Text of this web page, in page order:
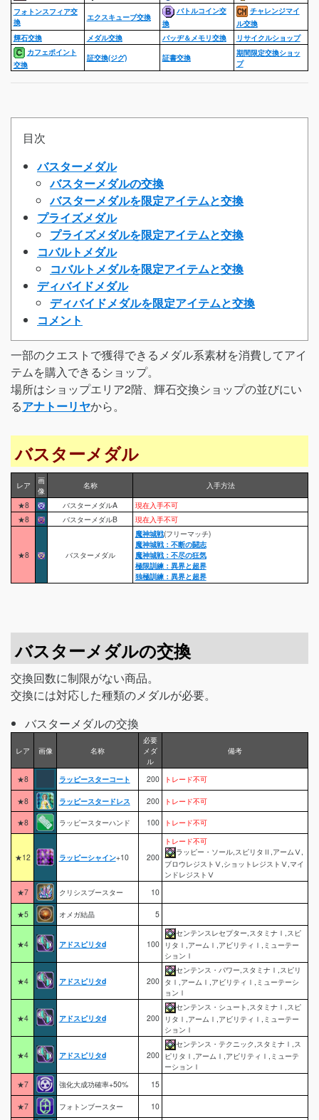
フォトンスフィア交
換
エクスキューブ交換
バトルコイン交
換
チャレンジマイ
ル交換
輝石交換
メダル交換 バッヂ＆メモリ交換
リサイクルショップ
カフェポイント
交換
証交換(ジグ) 証書交換
期間限定交換ショッ
プ
目次
バスターメダル
バスターメダルの交換
バスターメダルを限定アイテムと交換
プライズメダル
プライズメダルを限定アイテムと交換
コバルトメダル
コバルトメダルを限定アイテムと交換
ディバイドメダル
ディバイドメダルを限定アイテムと交換
コメント
一部のクエストで獲得できるメダル系素材を消費してアイ
テムを購入できるショップ。
場所はショップエリア2階、輝石交換ショップの並びにい
るアナトーリヤから。
バスターメダル
レア
画
像
名称
入手方法
★8
バスターメダルA
現在入手不可
★8
バスターメダルB 現在入手不可
★8 バスターメダル
魔神城戦(フリーマッチ)
魔神城戦：不断の闘志
魔神城戦：不尽の狂気
極限訓練：異界と超界
独極訓練：異界と超界
バスターメダルの交換
交換回数に制限がない商品。
交換には対応した種類のメダルが必要。
バスターメダルの交換
レア 画像 名称
必要
メダ
ル
備考
★8 ラッピースターコート 200 トレード不可
★8 ラッピースタードレス 200
トレード不可
★8
ラッピースターハンド 100 トレード不可
★12 ラッピーシャイン+10 200
トレード不可
ラッピー・ソール,スピリタⅡ,アームⅤ,
ブロウレジストⅤ,ショットレジストⅤ,マイ
ンドレジストⅤ
★7
クリシスブースター 10
★5 オメガ結晶 5
★4 アドスピリタd 100
センテンスレセプター,スタミナⅠ,スピ
リタⅠ,アームⅠ,アビリティⅠ,ミューテー
ションⅠ
★4 アドスピリタd 200
センテンス・パワー,スタミナⅠ,スピリ
タⅠ,アームⅠ,アビリティⅠ,ミューテーシ
ョンⅠ
★4 アドスピリタd 200
センテンス・シュート,スタミナⅠ,スピ
リタⅠ,アームⅠ,アビリティⅠ,ミューテー
ションⅠ
★4 アドスピリタd 200
センテンス・テクニック,スタミナⅠ,ス
ピリタⅠ,アームⅠ,アビリティⅠ,ミューテ
ーションⅠ
★7
強化大成功確率+50% 15
★7 フォトンブースター 10